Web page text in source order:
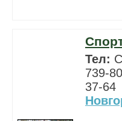
Тел:
739-
37-64